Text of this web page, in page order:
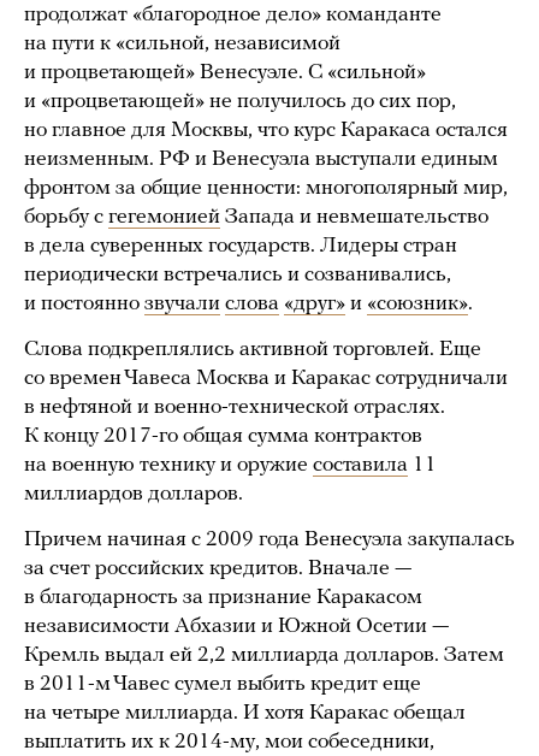
продолжат «благородное дело» команданте
на пути к «сильной, независимой
и процветающей» Венесуэле. С «сильной»
и «процветающей» не получилось до сих пор,
но главное для Москвы, что курс Каракаса остался
неизменным. РФ и Венесуэла выступали единым
фронтом за общие ценности: многополярный мир,
борьбу с гегемонией Запада и невмешательство
в дела суверенных государств. Лидеры стран
периодически встречались и созванивались,
и постоянно звучали слова «друг» и «союзник».
Слова подкреплялись активной торговлей. Еще
со времен Чавеса Москва и Каракас сотрудничали
в нефтяной и военно-технической отраслях.
К концу 2017-го общая сумма контрактов
на военную технику и оружие составила 11
миллиардов долларов.
Причем начиная с 2009 года Венесуэла закупалась
за счет российских кредитов. Вначале —
в благодарность за признание Каракасом
независимости Абхазии и Южной Осетии —
Кремль выдал ей 2,2 миллиарда долларов. Затем
в 2011-м Чавес сумел выбить кредит еще
на четыре миллиарда. И хотя Каракас обещал
выплатить их к 2014-му, мои собеседники,